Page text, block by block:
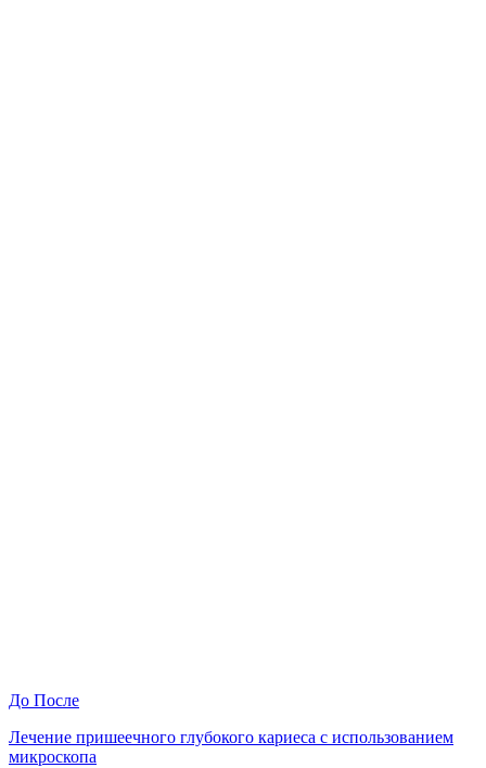
До После
Лечение пришеечного глубокого кариеса с использованием
микроскопа